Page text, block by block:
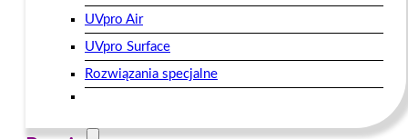
UVpro Air
UVpro Surface
Rozwiązania specjalne